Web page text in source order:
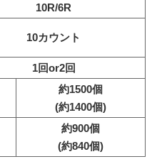
10R/6R
10カウント
1回or2回
約1500個
(約1400個)
約900個
(約840個)